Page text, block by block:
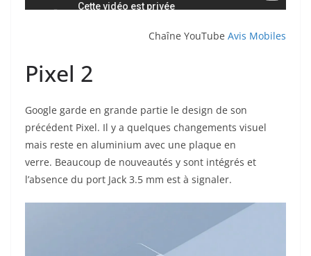
Chaîne YouTube Avis Mobiles
Pixel 2
Google garde en grande partie le design de son
précédent Pixel. Il y a quelques changements visuel
mais reste en aluminium avec une plaque en
verre. Beaucoup de nouveautés y sont intégrés et
l’absence du port Jack 3.5 mm est à signaler.